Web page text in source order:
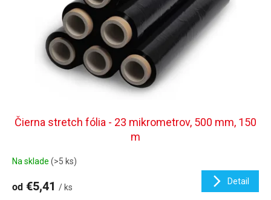
Čierna stretch fólia - 23 mikrometrov, 500 mm, 150
m
Na sklade (>5 ks)
od €5,41 / ks
Detail